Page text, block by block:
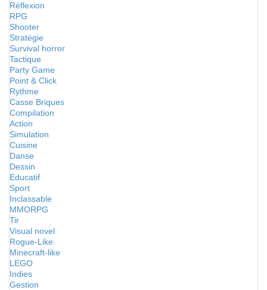
Réflexion
RPG
Shooter
Stratégie
Survival horror
Tactique
Party Game
Point & Click
Rythme
Casse Briques
Compilation
Action
Simulation
Cuisine
Danse
Dessin
Educatif
Sport
Inclassable
MMORPG
Tir
Visual novel
Rogue-Like
Minecraft-like
LEGO
Indies
Gestion